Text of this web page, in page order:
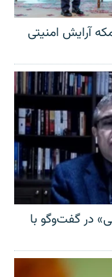
آرایش امنیتی
در گفت‌وگو با